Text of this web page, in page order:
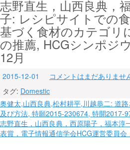
志野直生，山西良典，
子: レシピサイトでの
基づく食材のカテゴリ
の推薦, HCGシンポジ
12月
2015-12-01
コメントはまだありませ
タグ: Domestic
投
稿
ナ
奥健太,山西良典,松村耕平,川越恭二: 道
及び方法, 特願2015-230674, 特開2017-
志野直生，山西良典，西原陽子，福本淳
表賞，電子情報通信学会HCG運営委員会